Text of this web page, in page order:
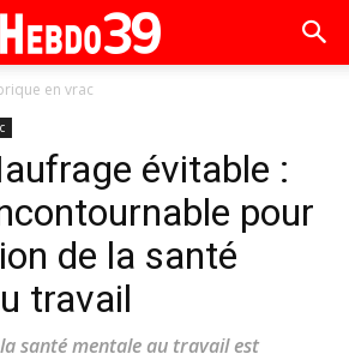
en vrac
évitable :
pour
de la santé
travail
santé mentale au travail est